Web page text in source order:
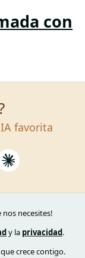
con
favorita
nos necesites!
y la privacidad.
crece contigo.